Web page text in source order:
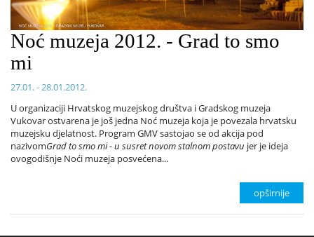
Noć muzeja 2012. - Grad to smo
mi
27.01. - 28.01.2012.
U organizaciji Hrvatskog muzejskog društva i Gradskog muzeja
Vukovar ostvarena je još jedna Noć muzeja koja je povezala hrvatsku
muzejsku djelatnost. Program GMV sastojao se od akcija pod
nazivomGrad to smo mi - u susret novom stalnom postavu jer je ideja
ovogodišnje Noći muzeja posvećena...
opširnije